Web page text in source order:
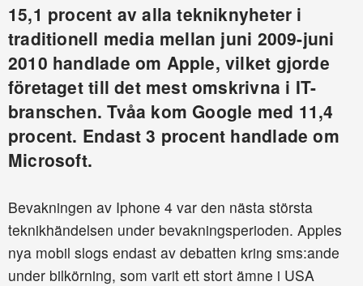
15,1 procent av alla tekniknyheter i
traditionell media mellan juni 2009-juni
2010 handlade om Apple, vilket gjorde
företaget till det mest omskrivna i IT-
branschen. Tvåa kom Google med 11,4
procent. Endast 3 procent handlade om
Microsoft.
Bevakningen av Iphone 4 var den nästa största
teknikhändelsen under bevakningsperioden. Apples
nya mobil slogs endast av debatten kring sms:ande
under bilkörning, som varit ett stort ämne i USA